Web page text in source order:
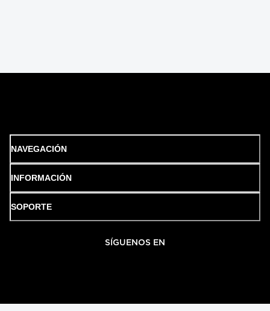
NAVEGACIÓN
INFORMACIÓN
SOPORTE
SÍGUENOS EN